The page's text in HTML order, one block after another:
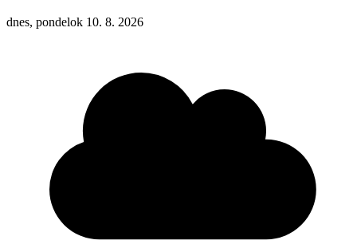
dnes, pondelok 10. 8. 2026